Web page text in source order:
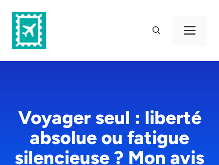
contenu
Voyager seul : liberté
absolue ou fatigue
silencieuse ? Mon avis